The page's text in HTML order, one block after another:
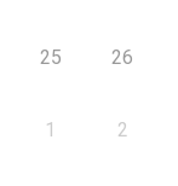
25 26
1 2